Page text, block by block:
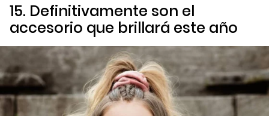
15. Definitivamente son el
accesorio que brillará este año